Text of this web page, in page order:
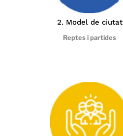
2. Model de ciutat
Reptes i partides